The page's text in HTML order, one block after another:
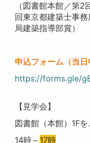
（図書館本館／第
回東京都建築士事
局建築指導部賞）
申込フォーム（当日
https://forms.gle/
【見学会】
図書館（本館）1F
14時～ 17時